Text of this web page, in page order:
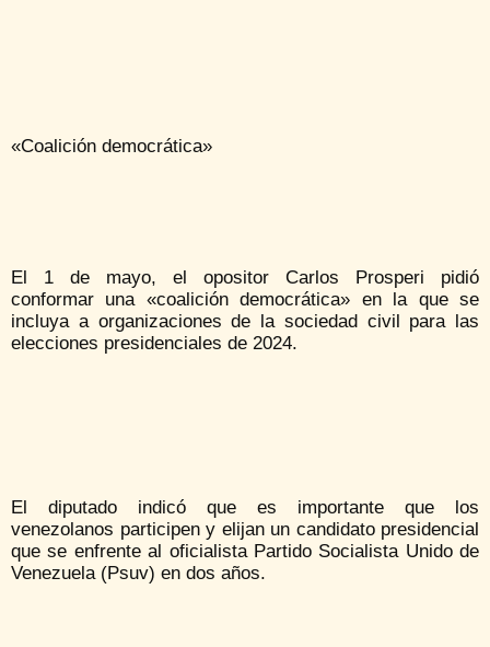
«Coalición democrática»
El 1 de mayo, el opositor Carlos Prosperi pidió
conformar una «coalición democrática» en la que se
incluya a organizaciones de la sociedad civil para las
elecciones presidenciales de 2024.
El diputado indicó que es importante que los
venezolanos participen y elijan un candidato presidencial
que se enfrente al oficialista Partido Socialista Unido de
Venezuela (Psuv) en dos años.